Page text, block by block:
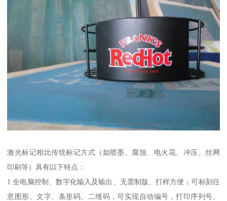
激光标记相比传统标记方式（如喷墨、腐蚀、电火花、冲压、丝网
印刷等）具有以下特点：
1.全电脑控制、数字化输入及输出、无需制版、打样方便；可标刻任
意图形、文字、条形码、二维码，可实现自动编号，打印序列号、